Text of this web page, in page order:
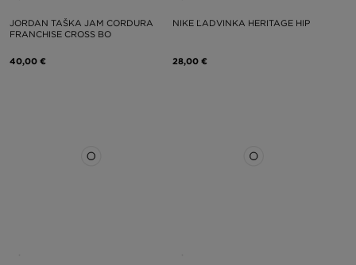
JORDAN TAŠKA JAM CORDURA
FRANCHISE CROSS BO
40,00 €
NIKE ĽADVINKA HERITAGE HIP
28,00 €